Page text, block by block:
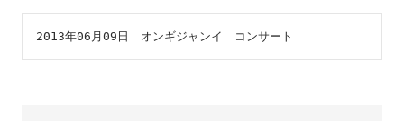
2013年06月09日 オンギジャンイ コンサート